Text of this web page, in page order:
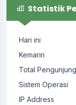
Statistik
Hari ini
Kemarin
Total Pengunjung
Sistem Operasi
IP Address